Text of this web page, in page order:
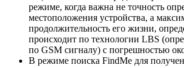
режиме, когда важна не точность
местоположения устройства, а
продолжительность его жизни,
происходит по технологии LBS
по GSM сигналу) с погрешностью
В режиме поиска FindMe для